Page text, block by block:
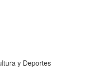
y Deportes